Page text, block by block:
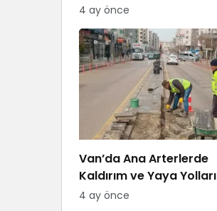
Heyecanı
4 ay önce
Van’da Ana Arterlerde
Kaldırım ve Yaya Yolları
Yenileniyor
4 ay önce